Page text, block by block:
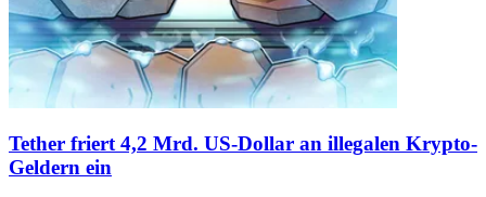
Tether friert 4,2 Mrd. US-Dollar an illegalen Krypto-
Geldern ein